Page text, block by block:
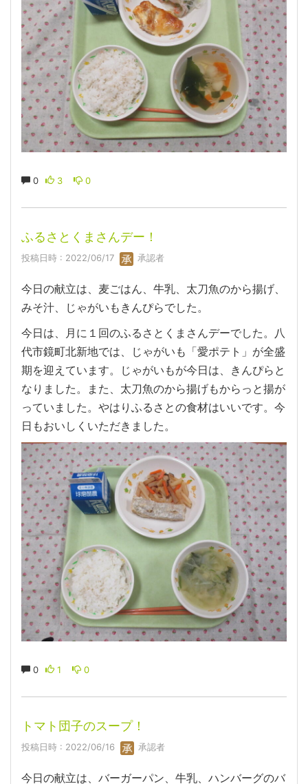
0 3 0
ふるさとくまさんデー！
投稿日時 : 2022/06/17 承認者
今日の献立は、麦ごはん、牛乳、太刀魚のから揚げ、
みそ汁、じゃがいもきんぴらでした。
今日は、月に１回のふるさとくまさんデーでした。八
代市鏡町北新地では、じゃがいも「愛ポテト」が全盛
期を迎えています。じゃがいもが今日は、きんぴらと
なりました。また、太刀魚のから揚げもからっと揚が
っていました。やはりふるさとの食材はいいです。今
日もおいしくいただきました。
0 1 0
トマト団子のスープ！
投稿日時 : 2022/06/16 承認者
今日の献立は、バーガーパン、牛乳、ハンバーグのバ